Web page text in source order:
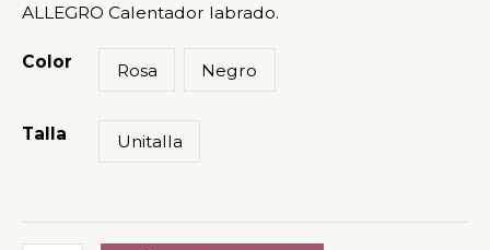
ALLEGRO Calentador labrado.
Color Rosa Negro
Talla Unitalla